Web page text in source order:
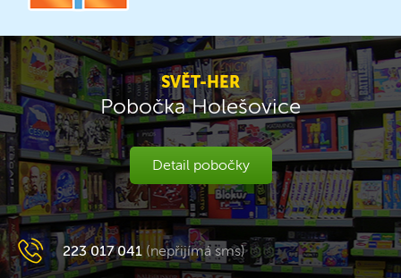
SVĚT-HER
Pobočka Holešovice
Detail pobočky
223 017 041 (nepřijímá sms)